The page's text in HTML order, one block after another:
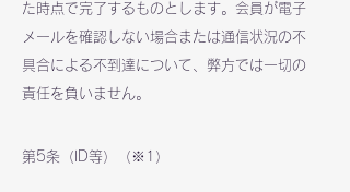
た時点で完了するものとします。会員が電子
メールを確認しない場合または通信状況の不
具合による不到達について、弊方では一切の
責任を負いません。
第5条（ID等）（※1）